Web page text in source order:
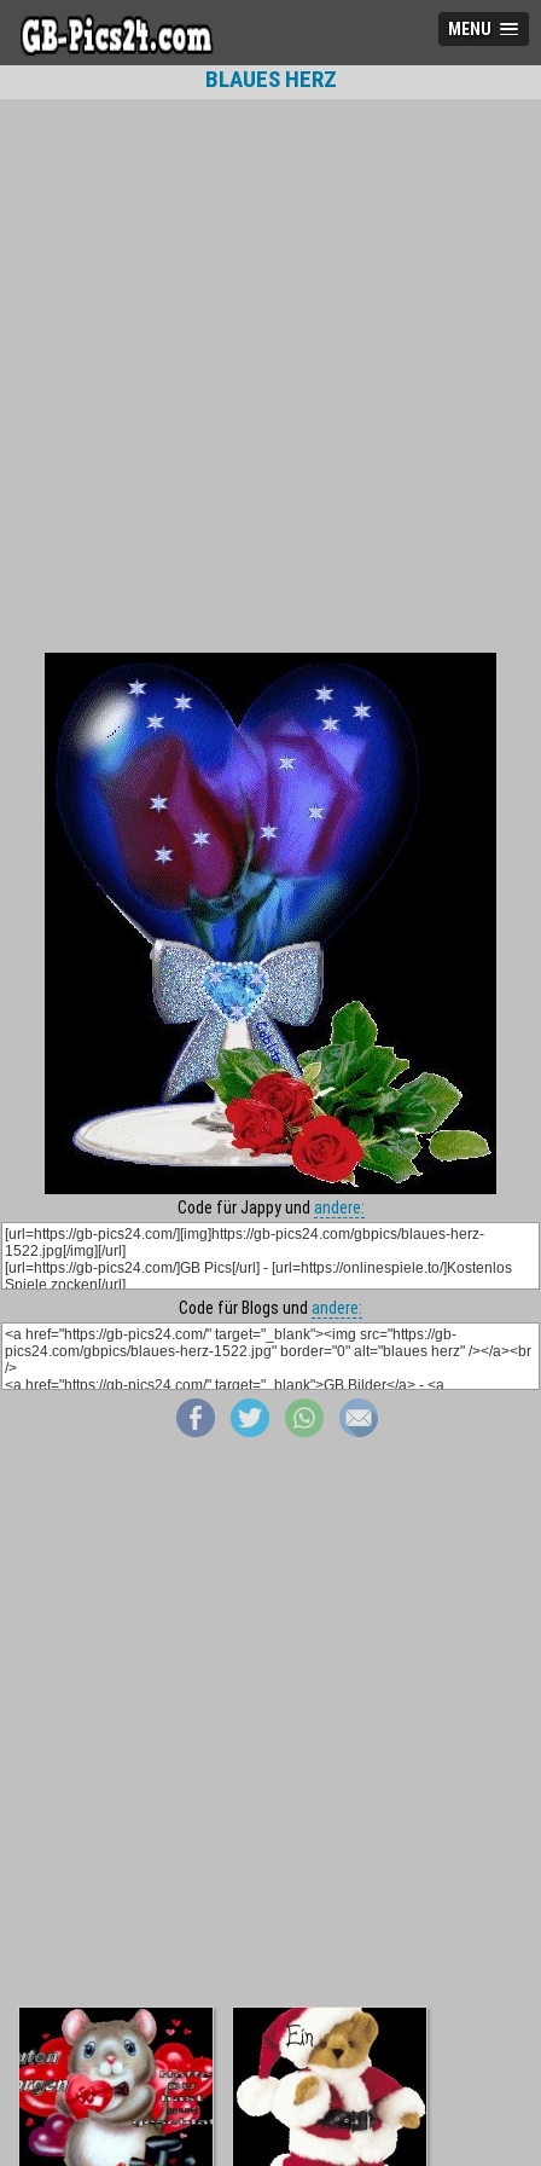
MENU
BLAUES HERZ
Code für Jappy und andere:
Code für Blogs und andere: